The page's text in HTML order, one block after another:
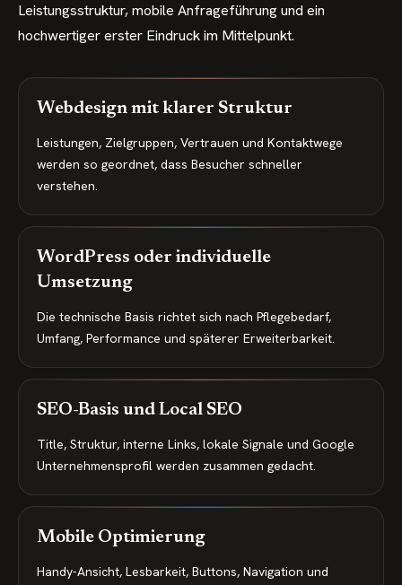
Leistungsstruktur, mobile Anfrageführung und ein
hochwertiger erster Eindruck im Mittelpunkt.
Webdesign mit klarer Struktur
Leistungen, Zielgruppen, Vertrauen und Kontaktwege
werden so geordnet, dass Besucher schneller
verstehen.
WordPress oder individuelle
Umsetzung
Die technische Basis richtet sich nach Pflegebedarf,
Umfang, Performance und späterer Erweiterbarkeit.
SEO-Basis und Local SEO
Title, Struktur, interne Links, lokale Signale und Google
Unternehmensprofil werden zusammen gedacht.
Mobile Optimierung
Handy-Ansicht, Lesbarkeit, Buttons, Navigation und